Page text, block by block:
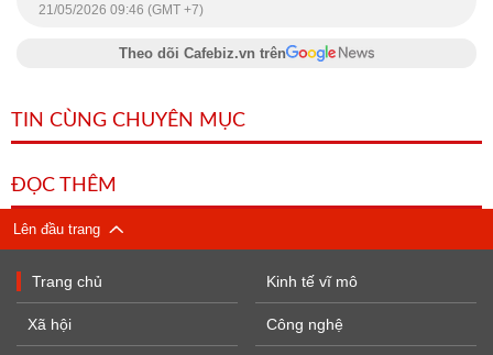
21/05/2026 09:46 (GMT +7)
Theo dõi Cafebiz.vn trên
TIN CÙNG CHUYÊN MỤC
ĐỌC THÊM
Lên đầu trang
Trang chủ
Xã hội
Kinh tế vĩ mô
Công nghệ